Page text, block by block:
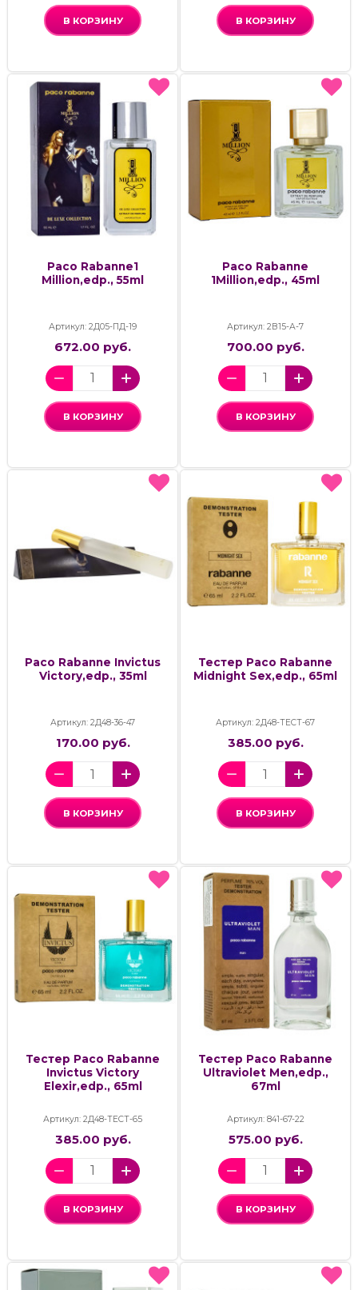
В КОРЗИНУ В КОРЗИНУ
Paco Rabanne1
Million,edp., 55ml
Артикул: 2Д05-ПД-19
672.00 руб.
В КОРЗИНУ
Paco Rabanne
1Million,edp., 45ml
Артикул: 2В15-А-7
700.00 руб.
В КОРЗИНУ
Paco Rabanne Invictus
Victory,edp., 35ml
Артикул: 2Д48-36-47
170.00 руб.
В КОРЗИНУ
Тестер Paco Rabanne
Midnight Sex,edp., 65ml
Артикул: 2Д48-ТЕСТ-67
385.00 руб.
В КОРЗИНУ
Тестер Paco Rabanne
Invictus Victory
Elexir,edp., 65ml
Артикул: 2Д48-ТЕСТ-65
385.00 руб.
В КОРЗИНУ
Тестер Paco Rabanne
Ultraviolet Men,edp.,
67ml
Артикул: 841-67-22
575.00 руб.
В КОРЗИНУ